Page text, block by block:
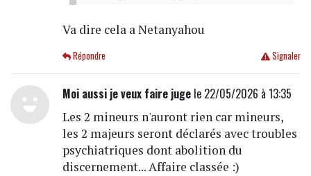
Va dire cela a Netanyahou
Signaler
Répondre
Moi aussi je veux faire jugele 22/05/2026 à 13:35
Les 2 mineurs n'auront rien car mineurs,
les 2 majeurs seront déclarés avec troubles
psychiatriques dont abolition du
discernement... Affaire classée :)